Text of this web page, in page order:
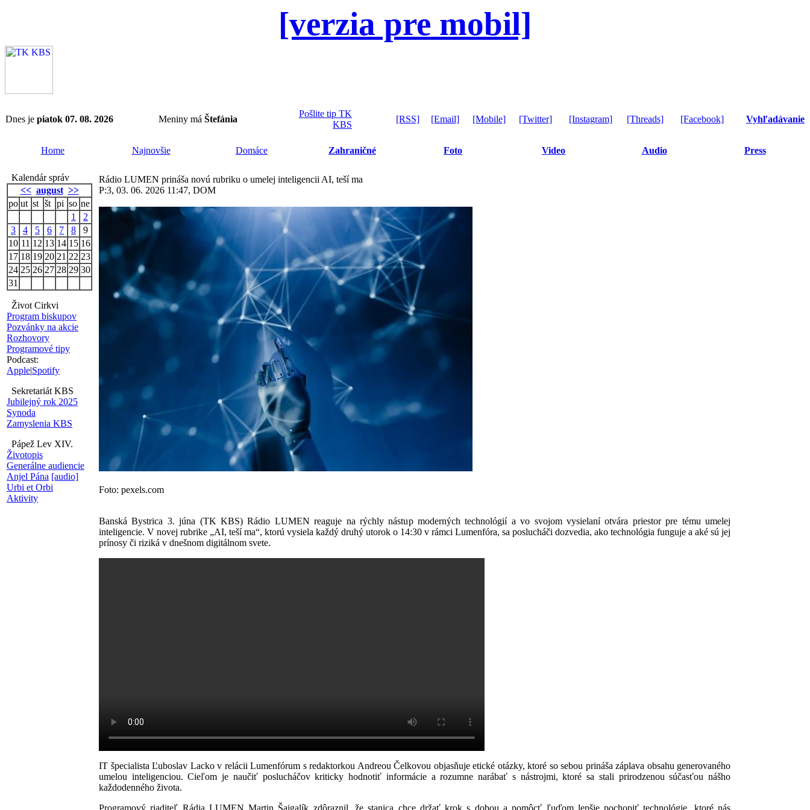
[verzia pre mobil]
Dnes je piatok 07. 08. 2026 Meniny má Štefánia
Pošlite tip TK
KBS
[RSS] [Email] [Mobile] [Twitter] [Instagram] [Threads] [Facebook] Vyhľadávanie
Home Najnovšie Domáce Zahraničné Foto Video Audio Press
Kalendár správ
<< august >>
po ut st št pi so ne
1
2
3
4 5 6 7 8
9
10 11 12 13 14 15 16
17 18 19 20 21 22 23
24 25 26 27 28 29 30
31
Život Cirkvi
Program biskupov
Pozvánky na akcie
Rozhovory
Programové tipy
Podcast:
Apple|Spotify
Sekretariát KBS
Jubilejný rok 2025
Synoda
Zamyslenia KBS
Pápež Lev XIV.
Životopis
Generálne audiencie
Anjel Pána [audio]
Urbi et Orbi
Aktivity
Rádio LUMEN prináša novú rubriku o umelej inteligencii AI, teší ma
P:3, 03. 06. 2026 11:47, DOM
Foto: pexels.com
Banská Bystrica 3. júna (TK KBS) Rádio LUMEN reaguje na rýchly nástup moderných technológií a vo svojom vysielaní otvára priestor pre tému umelej
inteligencie. V novej rubrike „AI, teší ma“, ktorú vysiela každý druhý utorok o 14:30 v rámci Lumenfóra, sa poslucháči dozvedia, ako technológia funguje a aké sú jej
prínosy či riziká v dnešnom digitálnom svete.
IT špecialista Ľuboslav Lacko v relácii Lumenfórum s redaktorkou Andreou Čelkovou objasňuje etické otázky, ktoré so sebou prináša záplava obsahu generovaného
umelou inteligenciou. Cieľom je naučiť poslucháčov kriticky hodnotiť informácie a rozumne narábať s nástrojmi, ktoré sa stali prirodzenou súčasťou nášho
každodenného života.
Programový riaditeľ Rádia LUMEN Martin Šajgalík zdôraznil, že stanica chce držať krok s dobou a pomôcť ľuďom lepšie pochopiť technológie, ktoré nás